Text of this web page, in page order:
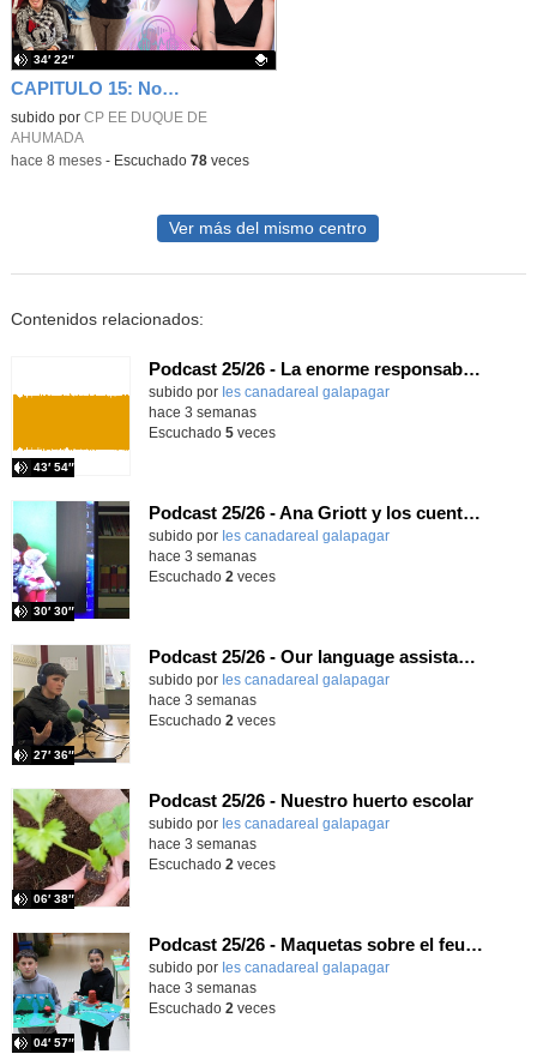
CAPITULO 15: Noviembre 2025
Contenido educativo.
subido por CP EE DUQUE DE
AHUMADA
34′ 22″
-hace 8 meses- Escuchado 78veces
Ver más del mismo centro
Contenidos relacionados:
Podcast 25/26 - La enorme responsabilidad de ser juez
subido por Ies canadareal galapagar
43′ 54″
-
hace 3 semanas
Escuchado 5veces
Podcast 25/26 - Ana Griott y los cuentos de las voces olvidadas
subido por Ies canadareal galapagar
30′ 30″
-
hace 3 semanas
Escuchado 2 veces
Podcast 25/26 - Our language assistant Ellie
subido por Ies canadareal galapagar
27′ 36″
-
hace 3 semanas
Escuchado 2 veces
Podcast 25/26 - Nuestro huerto escolar
subido por Ies canadareal galapagar
06′ 38″
-
hace 3 semanas
Escuchado 2 veces
Podcast 25/26 - Maquetas sobre el feudalismo
subido por Ies canadareal galapagar
04′ 57″
-
hace 3 semanas
Escuchado 2 veces